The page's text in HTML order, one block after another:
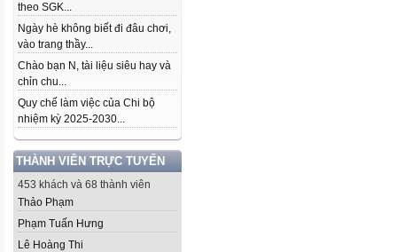
theo SGK...
Ngày hè không biết đi đâu chơi,
vào trang thầy...
Chào bạn N, tài liệu siêu hay và
chỉn chu...
Quy chế làm việc của Chi bộ
nhiệm kỳ 2025-2030...
THÀNH VIÊN TRỰC TUYẾN
453 khách và 68 thành viên
Thảo Phạm
Phạm Tuấn Hưng
Lê Hoàng Thi